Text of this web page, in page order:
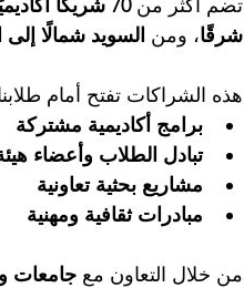
تضم أكثر من 70 شريكًا أكاديميًا
شرقًا، ومن السويد شمالًا إلى
هذه الشراكات تفتح أمام
برامج أكاديمية مشتركة
تبادل الطلاب وأعضاء
مشاريع بحثية تعاونية
مبادرات ثقافية ومهنية
من خلال التعاون مع جامعات